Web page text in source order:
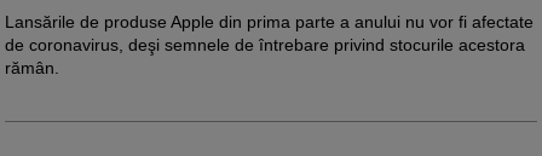
Lansările de produse Apple din prima parte a anului nu vor fi afectate
de coronavirus, deşi semnele de întrebare privind stocurile acestora
rămân.